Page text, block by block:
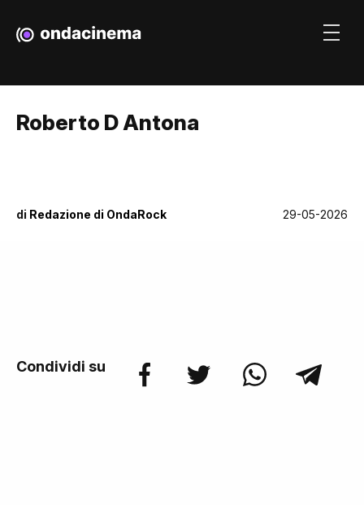
Roberto D Antona
di Redazione di OndaRock 29-05-2026
Condividi su